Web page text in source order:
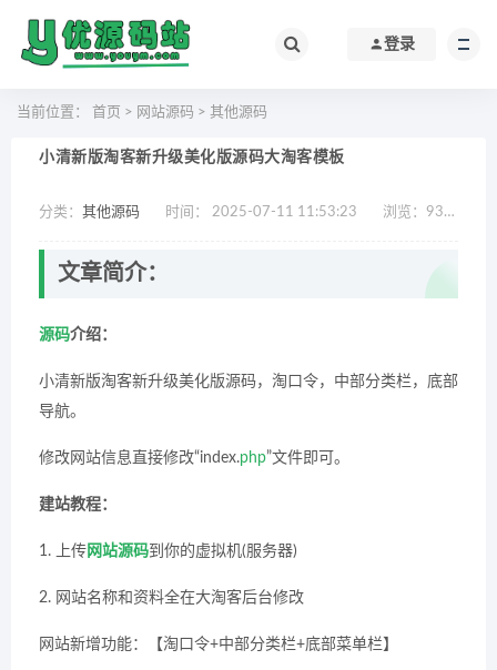
登录
当前位置： 首页 > 网站源码 > 其他源码
小清新版淘客新升级美化版源码大淘客模板
分类： 其他源码 时间： 2025-07-11 11:53:23 浏览： 931
文章简介：
源码介绍：
小清新版淘客新升级美化版源码，淘口令，中部分类栏，底部
导航。
修改网站信息直接修改“index.php”文件即可。
建站教程：
1. 上传网站源码到你的虚拟机(服务器)
2. 网站名称和资料全在大淘客后台修改
网站新增功能：【淘口令+中部分类栏+底部菜单栏】